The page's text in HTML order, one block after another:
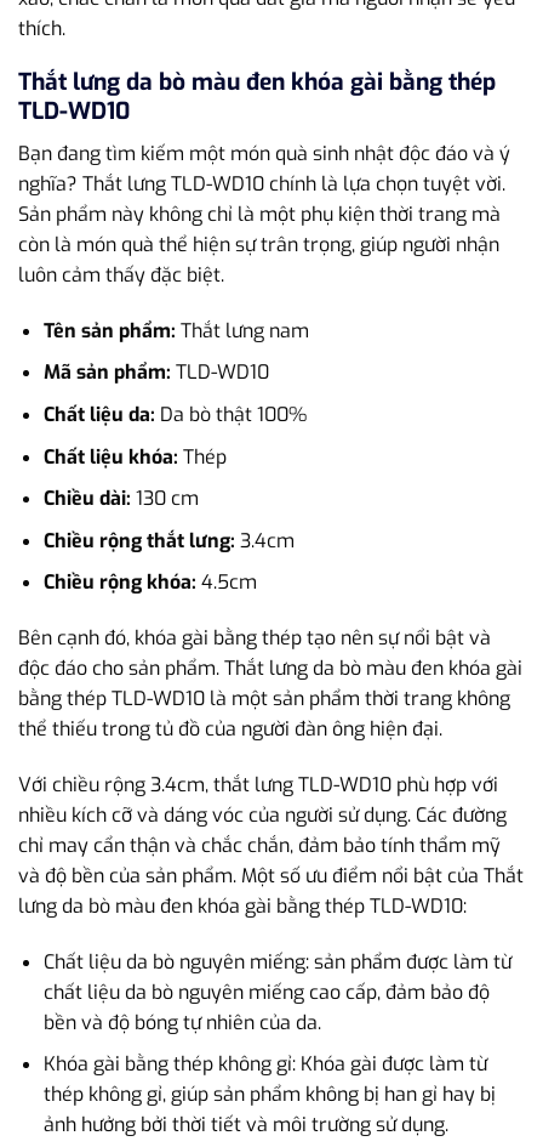
thích.
Thắt lưng da bò màu đen khóa gài bằng thép
TLD-WD10
Bạn đang tìm kiếm một món quà sinh nhật độc đáo và ý
nghĩa? Thắt lưng TLD-WD10 chính là lựa chọn tuyệt vời.
Sản phẩm này không chỉ là một phụ kiện thời trang mà
còn là món quà thể hiện sự trân trọng, giúp người nhận
luôn cảm thấy đặc biệt.
Tên sản phẩm: Thắt lưng nam
Mã sản phẩm: TLD-WD10
Chất liệu da: Da bò thật 100%
Chất liệu khóa: Thép
Chiều dài: 130 cm
Chiều rộng thắt lưng: 3.4cm
Chiều rộng khóa: 4.5cm
Bên cạnh đó, khóa gài bằng thép tạo nên sự nổi bật và
độc đáo cho sản phẩm. Thắt lưng da bò màu đen khóa gài
bằng thép TLD-WD10 là một sản phẩm thời trang không
thể thiếu trong tủ đồ của người đàn ông hiện đại.
Với chiều rộng 3.4cm, thắt lưng TLD-WD10 phù hợp với
nhiều kích cỡ và dáng vóc của người sử dụng. Các đường
chỉ may cẩn thận và chắc chắn, đảm bảo tính thẩm mỹ
và độ bền của sản phẩm. Một số ưu điểm nổi bật của Thắt
lưng da bò màu đen khóa gài bằng thép TLD-WD10:
Chất liệu da bò nguyên miếng: sản phẩm được làm từ
chất liệu da bò nguyên miếng cao cấp, đảm bảo độ
bền và độ bóng tự nhiên của da.
Khóa gài bằng thép không gỉ: Khóa gài được làm từ
thép không gỉ, giúp sản phẩm không bị han gỉ hay bị
ảnh hưởng bởi thời tiết và môi trường sử dụng.